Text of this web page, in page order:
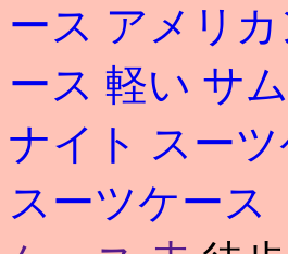
ース アメリ
ース 軽い サ
ナイト スー
スーツケー